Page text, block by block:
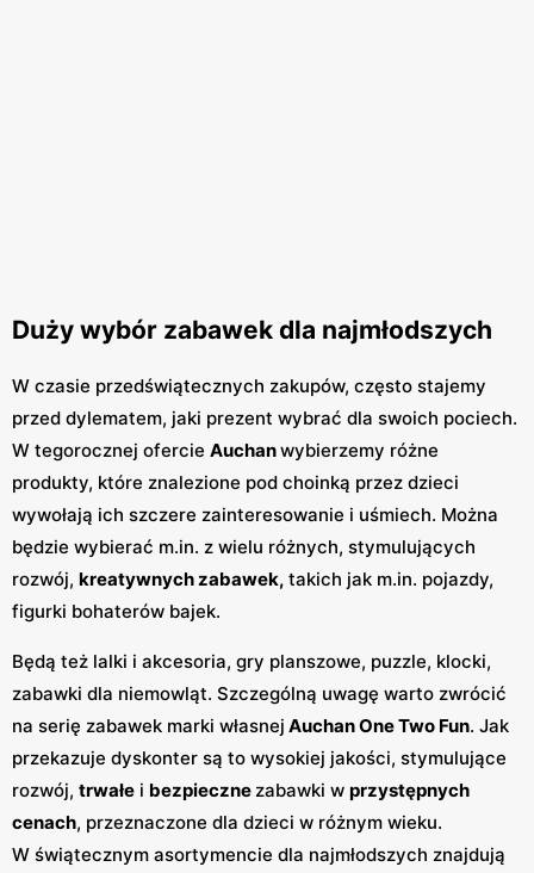
Duży wybór zabawek dla najmłodszych
W czasie przedświątecznych zakupów, często stajemy
przed dylematem, jaki prezent wybrać dla swoich pociech.
W tegorocznej ofercie Auchanwybierzemy różne
produkty, które znalezione pod choinką przez dzieci
wywołają ich szczere zainteresowanie i uśmiech. Można
będzie wybierać m.in. z wielu różnych, stymulujących
rozwój, kreatywnych zabawek, takich jak m.in. pojazdy,
figurki bohaterów bajek.
Będą też lalki i akcesoria, gry planszowe, puzzle, klocki,
zabawki dla niemowląt. Szczególną uwagę warto zwrócić
na serię zabawek marki własnej Auchan One Two Fun. Jak
przekazuje dyskonter są to wysokiej jakości, stymulujące
rozwój, trwałe i bezpieczne zabawki w przystępnych
cenach, przeznaczone dla dzieci w różnym wieku.
W świątecznym asortymencie dla najmłodszych znajdują